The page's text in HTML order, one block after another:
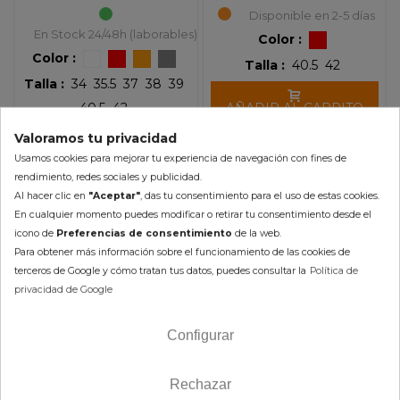
En Stock 24/48h (laborables)
Color :
Talla : 34 35.5 37 38 39
40.5 42
AÑADIR AL CARRITO
Disponible en 2-5 días
Color :
Talla : 40.5 42
AÑADIR AL CARRITO
-10% -10%
Valoramos tu privacidad
Usamos cookies para mejorar tu experiencia de navegación con fines de
rendimiento, redes sociales y publicidad.
Al hacer clic en "Aceptar", das tu consentimiento para el uso de estas cookies.
En cualquier momento puedes modificar o retirar tu consentimiento desde el
icono de Preferencias de consentimiento de la web.
Para obtener más información sobre el funcionamiento de las cookies de
terceros de Google y cómo tratan tus datos, puedes consultar la Política de
privacidad de Google
Configurar
Rechazar